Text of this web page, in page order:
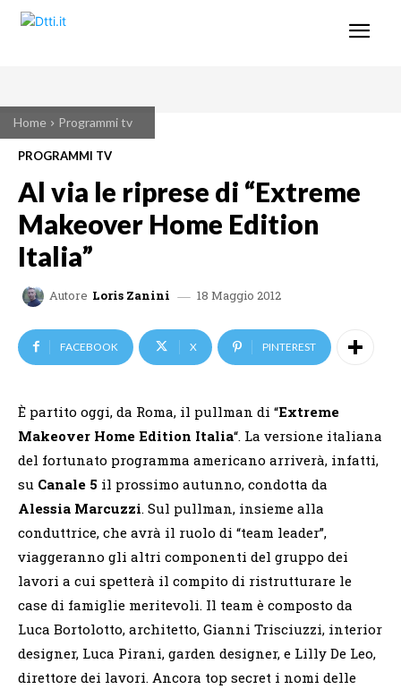
Home Programmi tv
PROGRAMMI TV
Al via le riprese di “Extreme
Makeover Home Edition
Italia”
Autore Loris Zanini 18 Maggio 2012
FACEBOOK X PINTEREST
È partito oggi, da Roma, il pullman di “Extreme
Makeover Home Edition Italia“. La versione italiana
del fortunato programma americano arriverà, infatti,
su Canale 5 il prossimo autunno, condotta da
Alessia Marcuzzi. Sul pullman, insieme alla
conduttrice, che avrà il ruolo di “team leader”,
viaggeranno gli altri componenti del gruppo dei
lavori a cui spetterà il compito di ristrutturare le
case di famiglie meritevoli. Il team è composto da
Luca Bortolotto, architetto, Gianni Trisciuzzi, interior
designer, Luca Pirani, garden designer, e Lilly De Leo,
direttore dei lavori. Ancora top secret i nomi delle